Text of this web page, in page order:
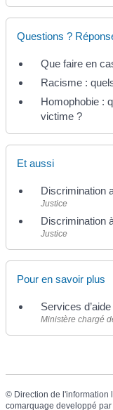
Questions ?
Que faire en
Racisme :
Homophobie :
victime ?
Et aussi
Discrimination
Justice
Discrimination
Justice
Pour en savoir plus
Services
Ministère chargé
© Direction de l'information
comarquage developpé par